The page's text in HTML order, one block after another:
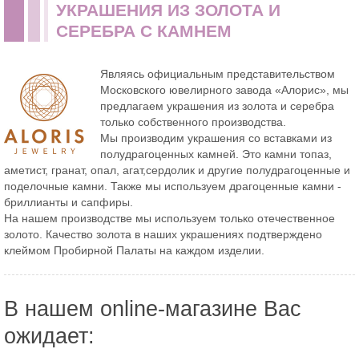
УКРАШЕНИЯ ИЗ ЗОЛОТА И
СЕРЕБРА С КАМНЕМ
Являясь официальным представительством
Московского ювелирного завода «Алорис», мы
предлагаем украшения из золота и серебра
только собственного производства.
Мы производим украшения со вставками из
полудрагоценных камней. Это камни топаз,
аметист, гранат, опал, агат,сердолик и другие полудрагоценные и
поделочные камни. Также мы используем драгоценные камни -
бриллианты и сапфиры.
На нашем производстве мы используем только отечественное
золото. Качество золота в наших украшениях подтверждено
клеймом Пробирной Палаты на каждом изделии.
В нашем online-магазине Вас
ожидает: